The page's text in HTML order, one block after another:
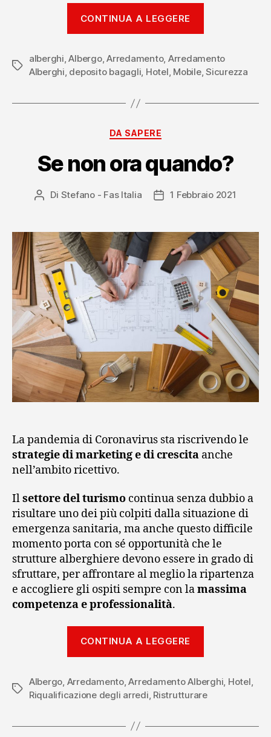
CONTINUA A LEGGERE
di
custodire
pratico
e
sicuro
check-
out”
Tag
alberghi,Albergo,Arredamento, Arredamento
Alberghi, deposito bagagli, Hotel, Mobile,Sicurezza
Categorie
DA SAPERE
Se non ora quando?
Autore
Di Stefano - Fas Italia
Data1 Febbraio 2021
La pandemia di Coronavirus sta riscrivendo le
strategie di marketing e di crescita anche
nell’ambito ricettivo.
Ilsettore del turismo continua senza dubbio a
risultare uno dei più colpiti dalla situazione di
emergenza sanitaria, ma anche questo difficile
momento porta con sé opportunità che le
strutture alberghiere devono essere in grado di
sfruttare, per affrontare al meglio la ripartenza
e accogliere gli ospiti sempre con lamassima
competenza e professionalità.
CONTINUA A LEGGERE
quando?”
Tag
Albergo Arredamento,Arredamento Alberghi Hotel
Riqualificazione degli arredi Ristrutturare